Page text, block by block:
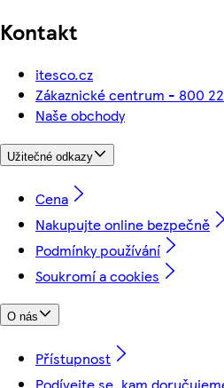
Kontakt
itesco.cz
Zákaznické centrum - 800
Naše obchody
Užitečné odkazy
Cena
Nakupujte online bezpečně
Podmínky používání
Soukromí a cookies
O nás
Přístupnost